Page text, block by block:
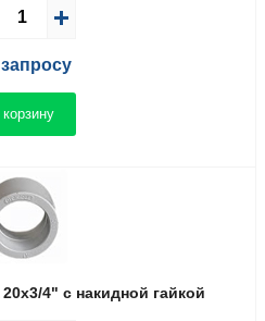
4" с накидной гайкой